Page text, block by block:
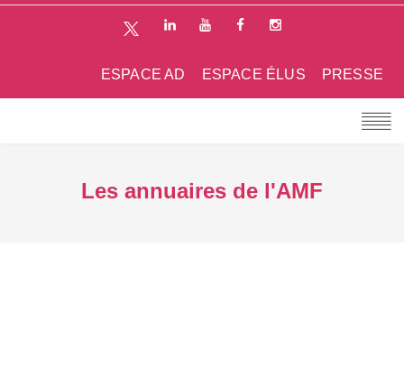
PRESSE
ESPACE ÉLUS
ESPACE AD
Les annuaires de l'AMF